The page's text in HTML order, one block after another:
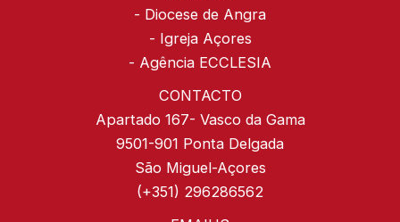
- Diocese de Angra
- Igreja Açores
- Agência ECCLESIA
CONTACTO
Apartado 167- Vasco da Gama
9501-901 Ponta Delgada
São Miguel-Açores
(+351) 296286562